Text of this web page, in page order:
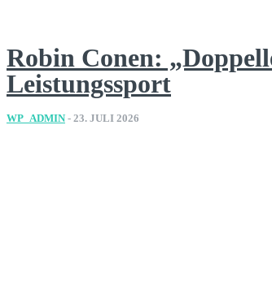
Robin Conen:
Leistungssport
WP_ADMIN - 23. JULI 2026